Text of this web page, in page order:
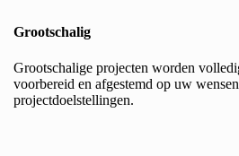
Grootschalig
Grootschalige projecten worden
voorbereid en afgestemd op uw
projectdoelstellingen.